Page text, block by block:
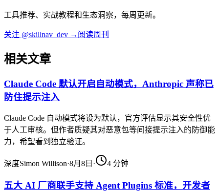
工具推荐、实战教程和生态洞察，每周更新。
关注 @skillnav_dev → 阅读周刊
相关文章
Claude Code 默认开启自动模式，Anthropic 声称已
防住提示注入
Claude Code 自动模式将设为默认，官方评估显示其安全性优
于人工审核。但作者质疑其对恶意包等间接提示注入的防御能
力，希望看到独立验证。
深度Simon Willison·8月8日 · 4 分钟
五大 AI 厂商联手支持 Agent Plugins 标准，开发者